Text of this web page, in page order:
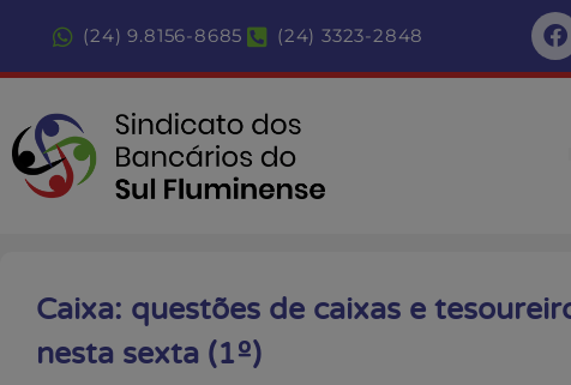
(24) 9.8156-8685 (24) 3323-2848
Caixa: questões de caixas e
nesta sexta (1º)